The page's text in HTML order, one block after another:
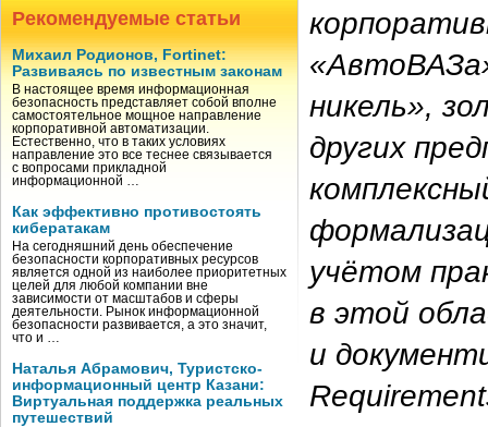
Рекомендуемые статьи
Михаил Родионов, Fortinet:
Развиваясь по известным законам
В настоящее время информационная
безопасность представляет собой вполне
самостоятельное мощное направление
корпоративной автоматизации.
Естественно, что в таких условиях
направление это все теснее связывается
с вопросами прикладной
информационной …
Как эффективно противостоять
кибератакам
На сегодняшний день обеспечение
безопасности корпоративных ресурсов
является одной из наиболее приоритетных
целей для любой компании вне
зависимости от масштабов и сферы
деятельности. Рынок информационной
безопасности развивается, а это значит,
что и …
Наталья Абрамович, Туристско-
информационный центр Казани:
Виртуальная поддержка реальных
путешествий
никель»,
других
учётом
в этой
и